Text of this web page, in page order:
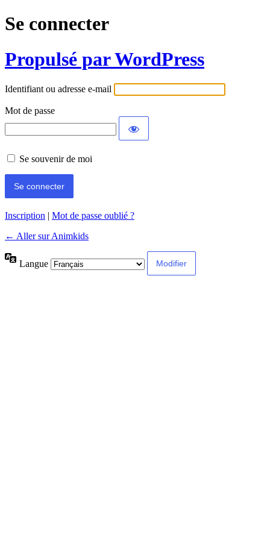
Se connecter
Propulsé par WordPress
Identifiant ou adresse e-mail
Mot de passe
Se souvenir de moi
Inscription | Mot de passe oublié ?
← Aller sur Animkids
Langue